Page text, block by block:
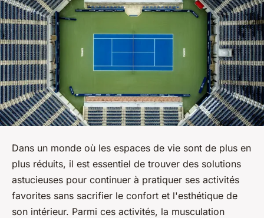
Dans un monde où les espaces de vie sont de plus en
plus réduits, il est essentiel de trouver des solutions
astucieuses pour continuer à pratiquer ses activités
favorites sans sacrifier le confort et l'esthétique de
son intérieur. Parmi ces activités, la musculation